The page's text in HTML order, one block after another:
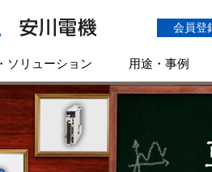
会員登
ソリューション 用途・事例